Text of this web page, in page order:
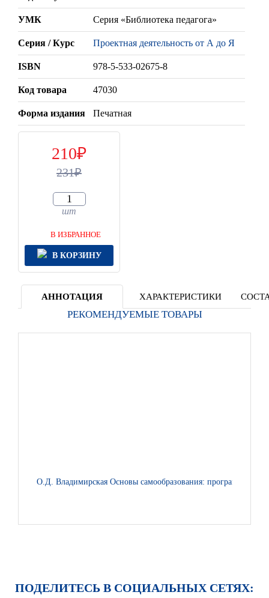
УМК Серия «Библиотека педагога»
Серия / Курс Проектная деятельность от А до Я
ISBN 978-5-533-02675-8
Код товара 47030
Форма издания Печатная
210
231
шт
В ИЗБРАННОЕ
В КОРЗИНУ
АННОТАЦИЯ ХАРАКТЕРИСТИКИ
РЕКОМЕНДУЕМЫЕ ТОВАРЫ
О.Д. Владимирская Основы самообразования: программа
ПОДЕЛИТЕСЬ В СОЦИАЛЬНЫХ СЕТЯХ: